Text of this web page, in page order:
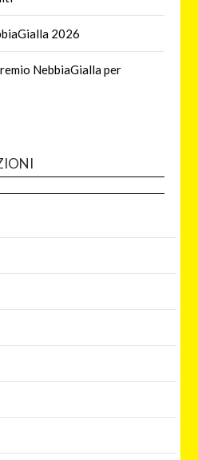
2026
NebbiaGialla per